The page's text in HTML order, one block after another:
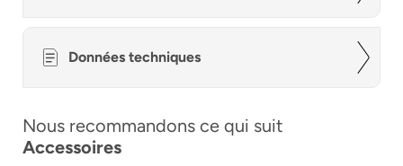
Données techniques
Nous recommandons ce qui suit
Accessoires